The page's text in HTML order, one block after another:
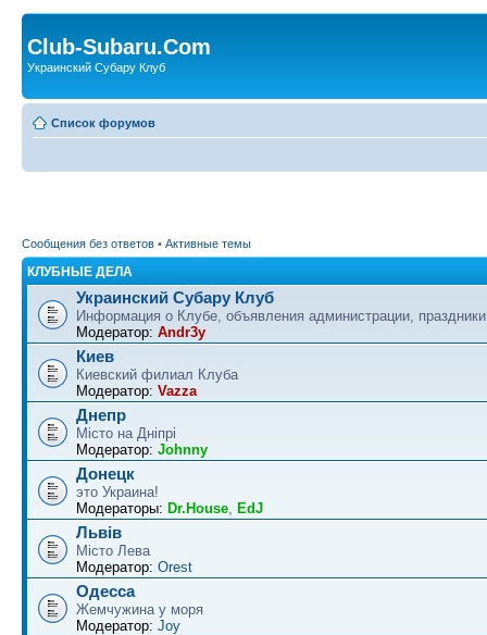
Club-Subaru.Com
Украинский Субару Клуб
Список форумов
Сообщения без ответов • Активные темы
КЛУБНЫЕ ДЕЛА
Украинский Субару Клуб
Информация о Клубе, объявления администрации,
Модератор: Andr3y
Киев
Киевский филиал Клуба
Модератор: Vazza
Днепр
Місто на Дніпрі
Модератор: Johnny
Донецк
это Украина!
Модераторы: Dr.House, EdJ
Львів
Місто Лева
Модератор: Orest
Одесса
Жемчужина у моря
Модератор: Joy